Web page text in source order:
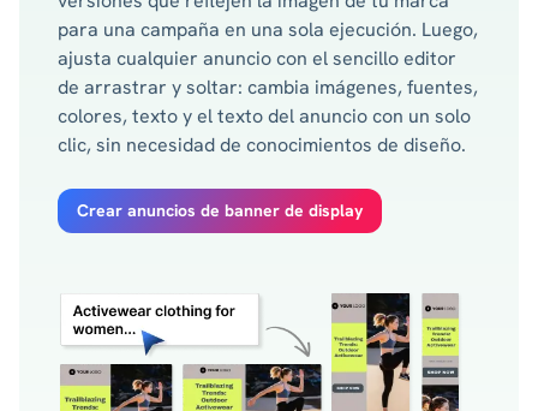
para una campaña en una sola ejecución. Luego,
ajusta cualquier anuncio con el sencillo editor
de arrastrar y soltar: cambia imágenes, fuentes,
colores, texto y el texto del anuncio con un solo
clic, sin necesidad de conocimientos de diseño.
Crear anuncios de banner de display